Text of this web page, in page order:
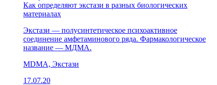
Как определяют экстази в разных биологических
материалах
Экстази — полусинтетическое психоактивное
соединение амфетаминового ряда. Фармакологическое
название — МДМА.
MDMA, Экстази
17.07.20